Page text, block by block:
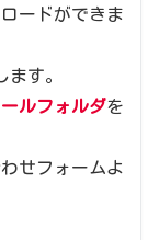
ードができま
ます。
ルフォルダを
せフォームよ